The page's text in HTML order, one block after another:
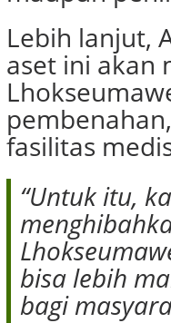
Lebih lanjut,
aset ini akan
fasilitas
“Untuk itu,
bisa lebih
bagi